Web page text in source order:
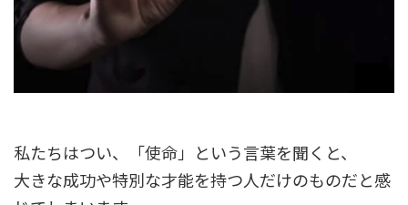
私たちはつい、「使命」という言葉を聞くと、
大きな成功や特別な才能を持つ人だけのものだと感